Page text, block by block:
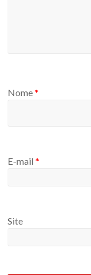
Nome*
E-mail*
Site